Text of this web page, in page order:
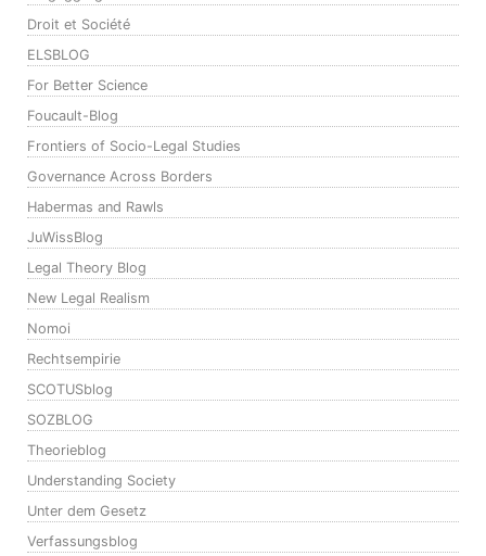
Droit et Société
ELSBLOG
For Better Science
Foucault-Blog
Frontiers of Socio-Legal Studies
Governance Across Borders
Habermas and Rawls
JuWissBlog
Legal Theory Blog
New Legal Realism
Nomoi
Rechtsempirie
SCOTUSblog
SOZBLOG
Theorieblog
Understanding Society
Unter dem Gesetz
Verfassungsblog